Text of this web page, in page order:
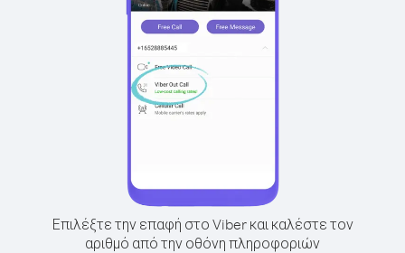
Επιλέξτε την επαφή στο Viber και καλέστε τον
αριθμό από την οθόνη πληροφοριών